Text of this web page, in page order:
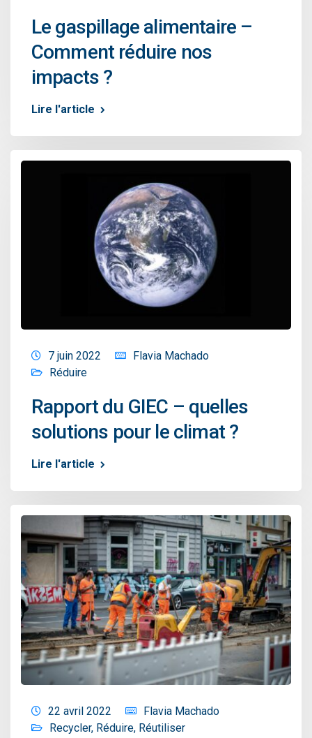
Le gaspillage alimentaire –
Comment réduire nos
impacts ?
Lire l'article
7 juin 2022
Flavia Machado
Réduire
Rapport du GIEC – quelles
solutions pour le climat ?
Lire l'article
22 avril 2022
Flavia Machado
Recycler, Réduire, Réutiliser